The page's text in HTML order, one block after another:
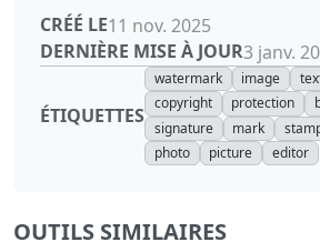
CRÉÉ LE11 nov. 2025
DERNIÈRE MISE À JOUR3 janv.
ÉTIQUETTES
watermark image
copyright
protection
signature
mark
photo
picture editor
OUTILS SIMILAIRES